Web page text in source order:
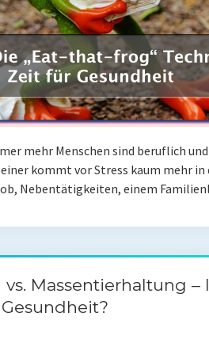
mehr Menschen sind beruflich
kommt vor Stress kaum mehr in
Nebentätigkeiten, einem
Massentierhaltung –